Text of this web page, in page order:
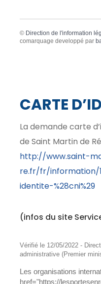
© Direction de l'information
comarquage developpé par
CARTE
La demande carte
de Saint Martin de Ré
http://www.saint-
re.fr/fr/information/
identite-%28cni%29
(infos du site
Vérifié le 12/05/2022 -
administrative (Premier
Les organisations
href="https://